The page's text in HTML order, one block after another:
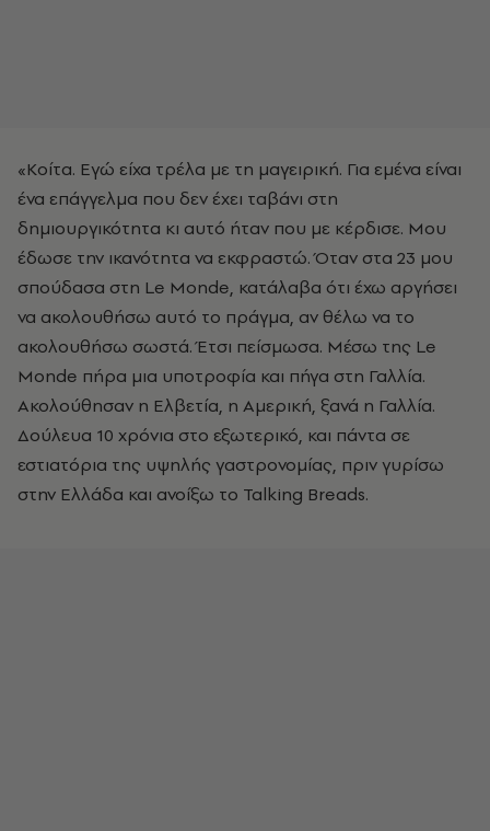
«Κοίτα. Εγώ είχα τρέλα με τη μαγειρική. Για εμένα είναι
ένα επάγγελμα που δεν έχει ταβάνι στη
δημιουργικότητα κι αυτό ήταν που με κέρδισε. Μου
έδωσε την ικανότητα να εκφραστώ. Όταν στα 23 μου
σπούδασα στη Le Monde, κατάλαβα ότι έχω αργήσει
να ακολουθήσω αυτό το πράγμα, αν θέλω να το
ακολουθήσω σωστά. Έτσι πείσμωσα. Μέσω της Le
Monde πήρα μια υποτροφία και πήγα στη Γαλλία.
Ακολούθησαν η Ελβετία, η Αμερική, ξανά η Γαλλία.
Δούλευα 10 χρόνια στο εξωτερικό, και πάντα σε
εστιατόρια της υψηλής γαστρονομίας, πριν γυρίσω
στην Ελλάδα και ανοίξω το Talking Breads.